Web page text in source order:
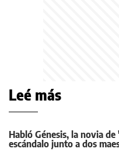
Leé más
Habló Génesis, la novia
escándalo junto a dos